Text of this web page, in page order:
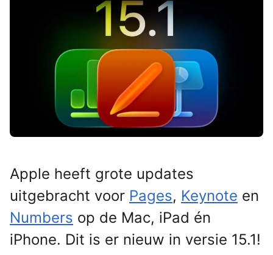
Apple heeft grote updates
uitgebracht voor Pages, Keynote en
Numbers op de Mac, iPad én
iPhone. Dit is er nieuw in versie 15.1!